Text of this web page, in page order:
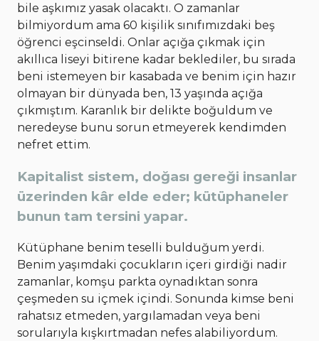
bile aşkımız yasak olacaktı. O zamanlar
bilmiyordum ama 60 kişilik sınıfımızdaki beş
öğrenci eşcinseldi. Onlar açığa çıkmak için
akıllıca liseyi bitirene kadar beklediler, bu sırada
beni istemeyen bir kasabada ve benim için hazır
olmayan bir dünyada ben, 13 yaşında açığa
çıkmıştım. Karanlık bir delikte boğuldum ve
neredeyse bunu sorun etmeyerek kendimden
nefret ettim.
Kapitalist sistem, doğası gereği insanlar
üzerinden kâr elde eder; kütüphaneler
bunun tam tersini yapar.
Kütüphane benim teselli bulduğum yerdi.
Benim yaşımdaki çocukların içeri girdiği nadir
zamanlar, komşu parkta oynadıktan sonra
çeşmeden su içmek içindi. Sonunda kimse beni
rahatsız etmeden, yargılamadan veya beni
sorularıyla kışkırtmadan nefes alabiliyordum.